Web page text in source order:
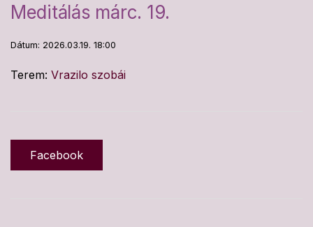
Meditálás márc. 19.
Dátum: 2026.03.19. 18:00
Terem: Vrazilo szobái
Facebook